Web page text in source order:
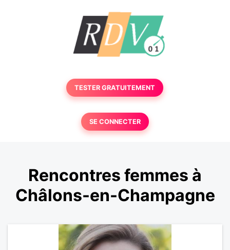
TESTER GRATUITEMENT
SE CONNECTER
Rencontres femmes à
Châlons-en-Champagne